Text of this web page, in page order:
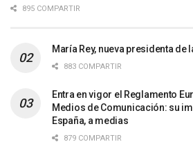
895 COMPARTIR
María Rey, nueva presidenta de
883 COMPARTIR
Entra en vigor el Reglamento
Medios de Comunicación: su
España, a medias
879 COMPARTIR